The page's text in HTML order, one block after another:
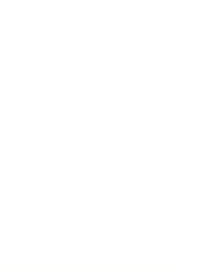
KAENDLER, 1755
THIEME